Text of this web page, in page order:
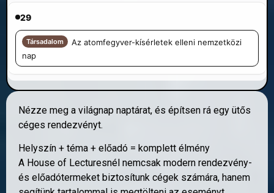
29
Társadalom
Az atomfegyver-kísérletek elleni nemzetközi
nap
Nézze meg a világnap naptárat, és építsen rá egy ütős
céges rendezvényt.
Helyszín + téma + előadó = komplett élmény
A House of Lecturesnél nemcsak modern rendezvény-
és előadótermeket biztosítunk cégek számára, hanem